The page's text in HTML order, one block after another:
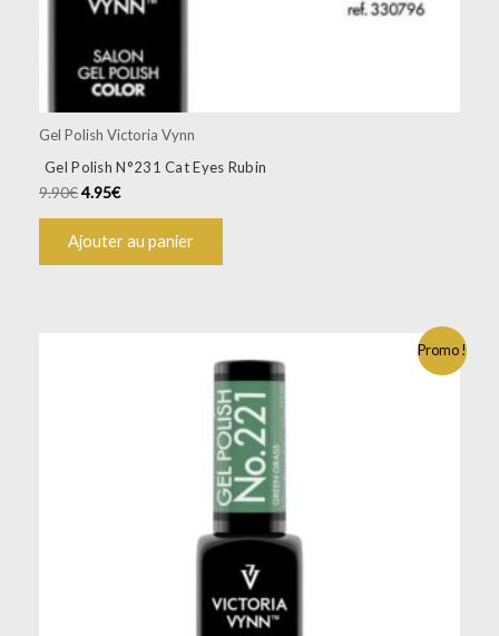
Gel Polish Victoria Vynn
Gel Polish N°231 Cat Eyes Rubin
9.90€4.95€
Ajouter au panier
Promo !